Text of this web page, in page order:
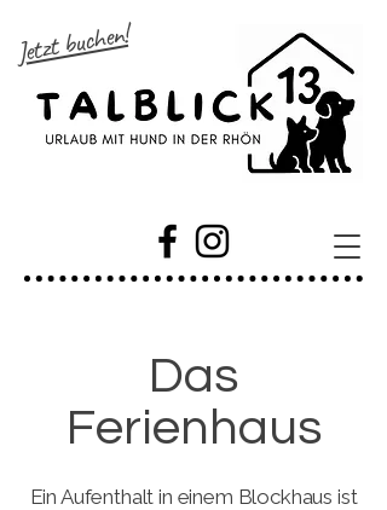
Jetzt buchen!
Das
Ferienhaus
Ein Aufenthalt in einem Blockhaus ist